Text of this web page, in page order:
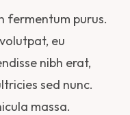
fermentum purus.
eu
nibh erat,
sed nunc.
massa.